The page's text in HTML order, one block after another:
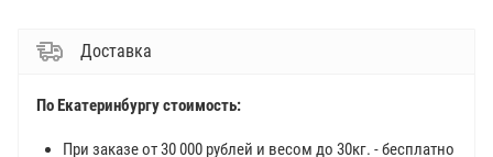
Доставка
По Екатеринбургу стоимость:
При заказе от 30 000 рублей и весом до 30кг. - бесплатно